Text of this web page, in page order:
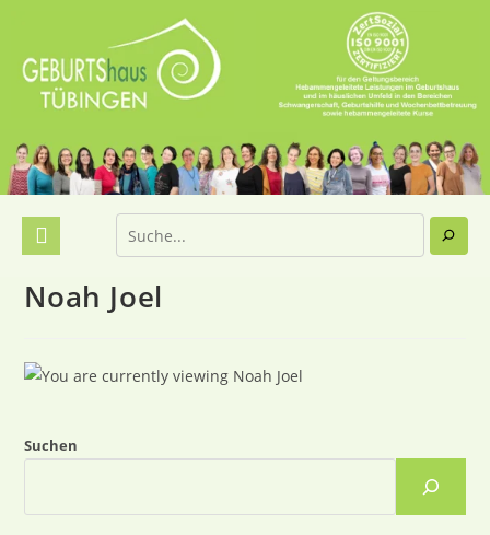
Noah Joel
Suchen